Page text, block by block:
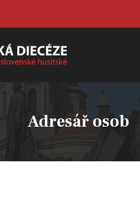
Adresář osob